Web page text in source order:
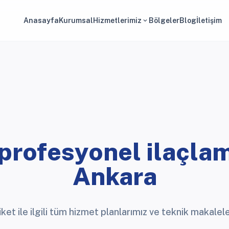
AnasayfaKurumsalHizmetlerimiz expand_more BölgelerBlogİletişim
Ankara
ile ilgili tüm hizmet planlarımız ve teknik